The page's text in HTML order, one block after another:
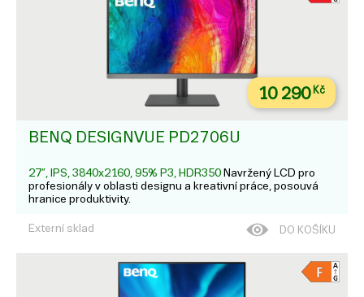
10 290Kč
BENQ DESIGNVUE PD2706U
27”, IPS, 3840x2160, 95% P3, HDR350 Navržený LCD pro
profesionály v oblasti designu a kreativní práce, posouvá
hranice produktivity.
Externí sklad DO KOŠÍKU